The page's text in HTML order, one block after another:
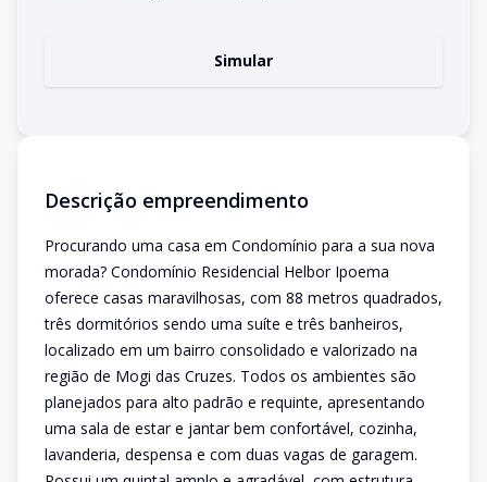
Simular
Descrição empreendimento
Procurando uma casa em Condomínio para a sua nova
morada? Condomínio Residencial Helbor Ipoema
oferece casas maravilhosas, com 88 metros quadrados,
três dormitórios sendo uma suíte e três banheiros,
localizado em um bairro consolidado e valorizado na
região de Mogi das Cruzes. Todos os ambientes são
planejados para alto padrão e requinte, apresentando
uma sala de estar e jantar bem confortável, cozinha,
lavanderia, despensa e com duas vagas de garagem.